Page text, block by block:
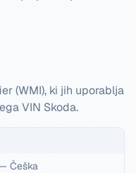
(WMI), ki jih uporablja
VIN Skoda.
Češka